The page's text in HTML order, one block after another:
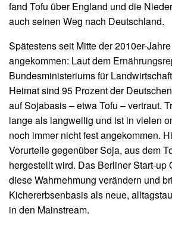
fand Tofu über England und die
auch seinen Weg nach Deutschland.
Spätestens seit Mitte der 2010er-
angekommen: Laut dem
Bundesministeriums für
Heimat sind 95 Prozent der
auf Sojabasis – etwa Tofu – vertraut.
lange als langweilig und ist in vielen
noch immer nicht fest angekommen.
Vorurteile gegenüber Soja, aus dem
hergestellt wird. Das Berliner Start-up
diese Wahrnehmung verändern und
Kichererbsenbasis als neue,
in den Mainstream.